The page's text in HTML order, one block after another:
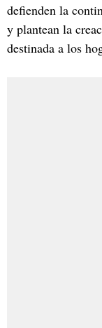
defienden la
y plantean la
destinada a los